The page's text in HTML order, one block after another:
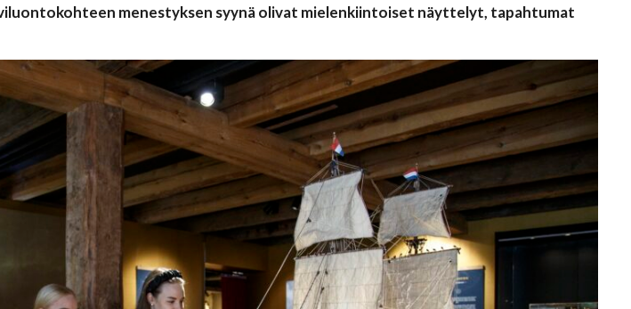
menestyksen syynä olivat mielenkiintoiset näyttelyt, tapahtumat